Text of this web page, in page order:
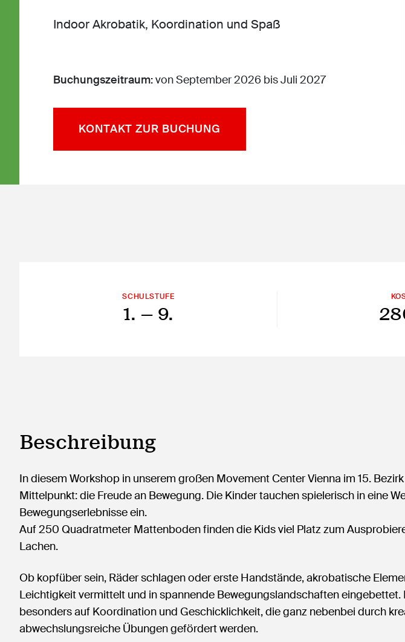
Indoor Akrobatik, Koordination und Spaß
Buchungszeitraum:von September 2026 bis Juli 2027
KONTAKT ZUR BUCHUNG
SCHULSTUFE
1. — 9.
Beschreibung
In diesem Workshop in unserem großen Movement Center Vienna im 15.
Mittelpunkt: die Freude an Bewegung. Die Kinder tauchen spielerisch in eine
Bewegungserlebnisse ein.
Auf 250 Quadratmeter Mattenboden finden die Kids viel Platz zum
Lachen.
Ob kopfüber sein, Räder schlagen oder erste Handstände, akrobatische
Leichtigkeit vermittelt und in spannende Bewegungslandschaften eingebettet.
besonders auf Koordination und Geschicklichkeit, die ganz nebenbei durch
abwechslungsreiche Übungen gefördert werden.